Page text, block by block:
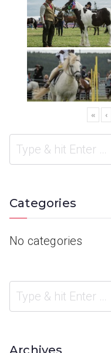
« ‹
Categories
No categories
Archives